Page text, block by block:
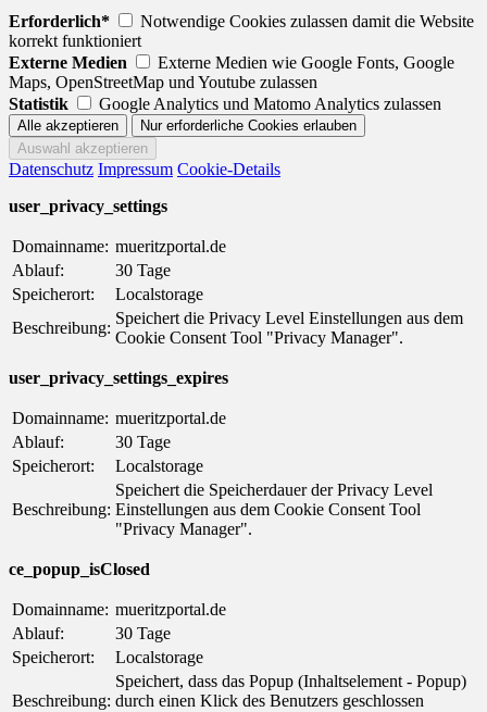
Erforderlich*
Notwendige Cookies zulassen damit die Website
korrekt funktioniert
Externe Medien
Externe Medien wie Google Fonts, Google
Maps, OpenStreetMap und Youtube zulassen
Statistik
Google Analytics und Matomo Analytics zulassen
Datenschutz Impressum Cookie-Details
user_privacy_settings
Domainname: mueritzportal.de
Ablauf:
30 Tage
Speicherort:
Localstorage
Beschreibung:
Speichert die Privacy Level Einstellungen aus dem
Cookie Consent Tool "Privacy Manager".
user_privacy_settings_expires
Domainname: mueritzportal.de
Ablauf:
30 Tage
Speicherort:
Localstorage
Beschreibung:
Speichert die Speicherdauer der Privacy Level
Einstellungen aus dem Cookie Consent Tool
"Privacy Manager".
ce_popup_isClosed
Domainname: mueritzportal.de
Ablauf:
30 Tage
Speicherort:
Localstorage
Beschreibung:
Speichert, dass das Popup (Inhaltselement - Popup)
durch einen Klick des Benutzers geschlossen